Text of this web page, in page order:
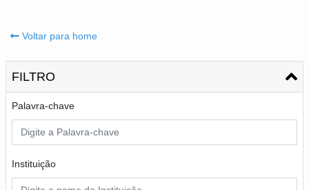
Voltar para home
FILTRO
Palavra-chave
Instituição